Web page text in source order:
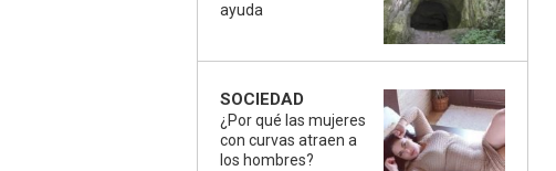
ayuda
SOCIEDAD
¿Por qué las mujeres
con curvas atraen a
los hombres?